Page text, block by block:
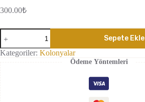
300.00₺
Rebul
Aqua
Kolonya
adet
Sepete Ekle
Kategoriler: Kolonyalar
Ödeme Yöntemleri